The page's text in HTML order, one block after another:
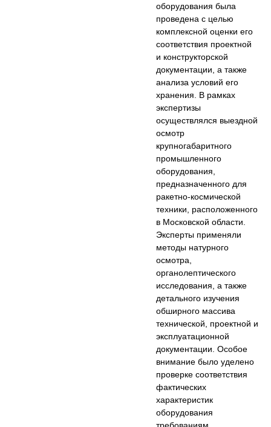
оборудования была
проведена с целью
комплексной оценки его
соответствия проектной
и конструкторской
документации, а также
анализа условий его
хранения. В рамках
экспертизы
осуществлялся выездной
осмотр
крупногабаритного
промышленного
оборудования,
предназначенного для
ракетно-космической
техники, расположенного
в Московской области.
Эксперты применяли
методы натурного
осмотра,
органолептического
исследования, а также
детального изучения
обширного массива
технической, проектной и
эксплуатационной
документации. Особое
внимание было уделено
проверке соответствия
фактических
характеристик
оборудования